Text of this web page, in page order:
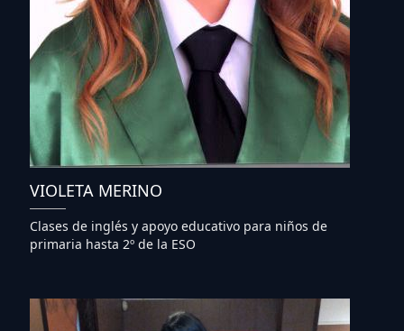
VIOLETA MERINO
Clases de inglés y apoyo educativo para niños de
primaria hasta 2º de la ESO